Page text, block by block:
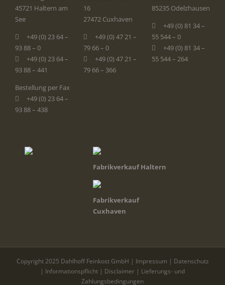
45721 Haltern am
See
+49 (0) 23 64 –
93 88 – 0
+49 (0) 23 64 –
93 88 – 441
Bestellung per Fax
+49 (0) 23 64 –
93 88 – 438
16
27472 Cuxhaven
+49 (0) 47 21 –
79 66 – 0
+49 (0) 47 21 –
79 66 – 366
85235 Odelzhausen
+49 (0) 81 34 –
55 544 – 0
+49 (0) 81 34 –
55 544 – 264
Fabrikverkauf Haltern
Fabrikverkauf
Cuxhaven
Copyright 2025 Dahlhoff Feinkost GmbH | Impressum | Datenschutz
| Informationspflicht | Disclaimer | Lieferungs- und
Zahlungsbedingungen